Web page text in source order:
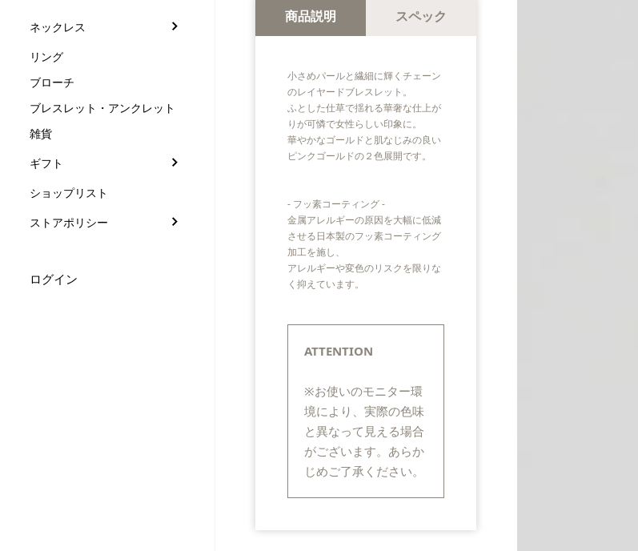
ネックレス
リング
ブローチ
ブレスレット・アンクレット
雑貨
ギフト
ショップリスト
ストアポリシー
ログイン
商品説明 スペック
小さめパールと繊細に輝くチェーン
のレイヤードブレスレット。
ふとした仕草で揺れる華奢な仕上が
りが可憐で女性らしい印象に。
華やかなゴールドと肌なじみの良い
ピンクゴールドの２色展開です。
- フッ素コーティング -
金属アレルギーの原因を大幅に低減
させる日本製のフッ素コーティング
加工を施し、
アレルギーや変色のリスクを限りな
く抑えています。
ATTENTION
※お使いのモニター環
境により、実際の色味
と異なって見える場合
がございます。あらか
じめご了承ください。